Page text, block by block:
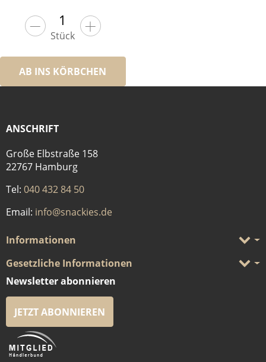
Stück
AB INS KÖRBCHEN
ANSCHRIFT
Große Elbstraße 158
22767 Hamburg
Tel: 040 432 84 50
Email: info@snackies.de
Informationen
Gesetzliche Informationen
Newsletter abonnieren
JETZT ABONNIEREN